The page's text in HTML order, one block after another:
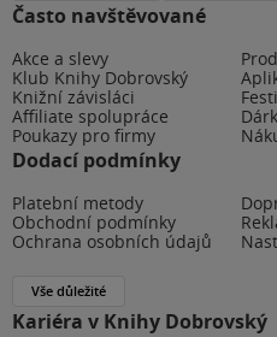
Často navštěvované
Akce a slevy
Klub Knihy Dobrovský
Knižní závisláci
Affiliate spolupráce
Poukazy pro firmy
Dodací podmínky
Platební metody
Obchodní podmínky
Ochrana osobních údajů
Vše důležité
Kariéra v Knihy Dobrovský